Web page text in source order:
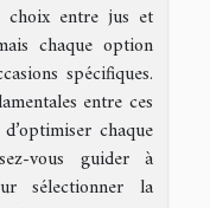
choix entre jus et
chaque option
spécifiques.
entre ces
chaque
vous guider à
sélectionner la